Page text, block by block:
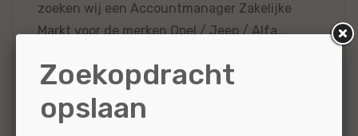
zoeken wij een Accountmanager Zakelijke
Markt voor de merken Opel / Jeep / Alfa...
BEKIJKEN SOLLICITEER
Gepubliceerd:15-02-2024
Zoekopdracht
opslaan